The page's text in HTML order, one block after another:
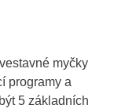
myčky
programy a
5 základních